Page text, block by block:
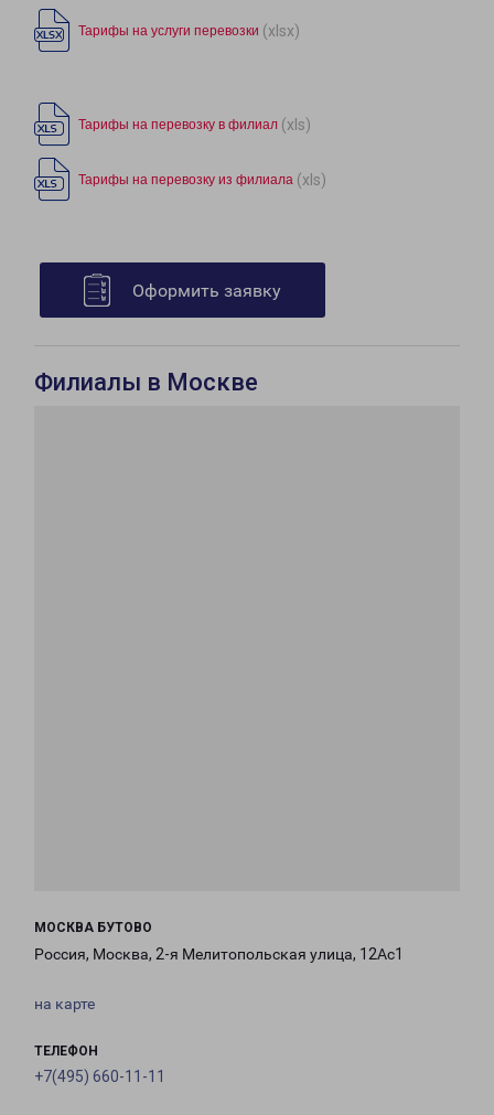
Тарифы на услуги перевозки (xlsx)
Тарифы на перевозку в филиал (xls)
Тарифы на перевозку из филиала (xls)
Оформить заявку
Филиалы в Москве
МОСКВА БУТОВО
Россия, Москва, 2-я Мелитопольская улица, 12Ас1
на карте
ТЕЛЕФОН
+7(495) 660-11-11